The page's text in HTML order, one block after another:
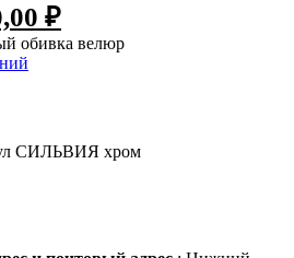
₽
обивка велюр